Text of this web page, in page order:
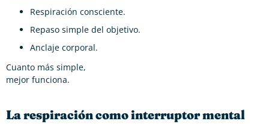
Respiración consciente.
Repaso simple del objetivo.
Anclaje corporal.
Cuanto más simple,
mejor funciona.
La respiración como interruptor mental